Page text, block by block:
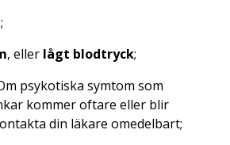
;
, eller lågt blodtryck;
psykotiska symtom som
kommer oftare eller blir
din läkare omedelbart;